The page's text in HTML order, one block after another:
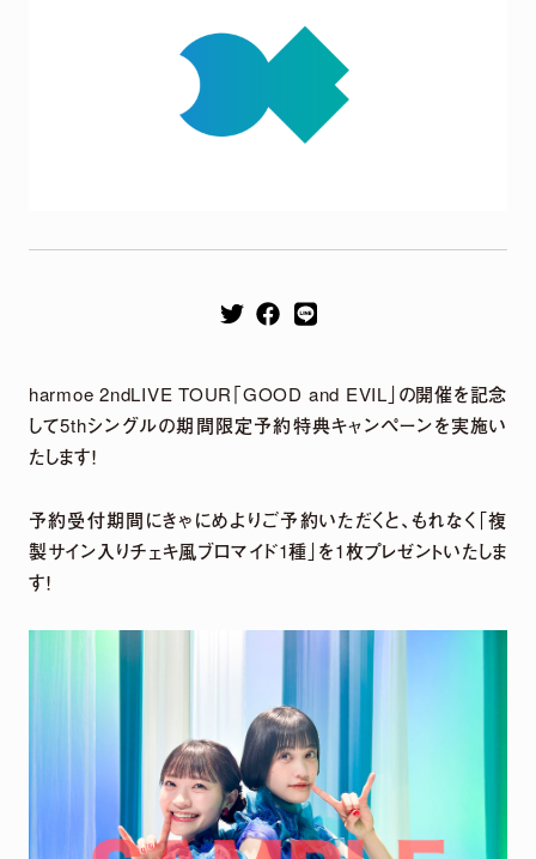
It's a parallel world
harmoe Remix EP 2026年4月22日（水）発売決定！
M1.「旅しよ！don’t you？」（Tomggg Remix）
M3.「QUEEN」(TORIENA Remix）
M4.「HyperLoveSong」（KOTONOHOUSE Remix）
DETAIL
5th Anniversary LIVE「harmoe Ranking!!」
harmoe 2ndLIVE TOUR｢GOOD and EVIL｣の開催を記念
して5thシングルの期間限定予約特典キャンペーンを実施い
たします！
予約受付期間にきゃにめよりご予約いただくと、もれなく「複
製サイン入りチェキ風ブロマイド1種」を1枚プレゼントいたしま
す！